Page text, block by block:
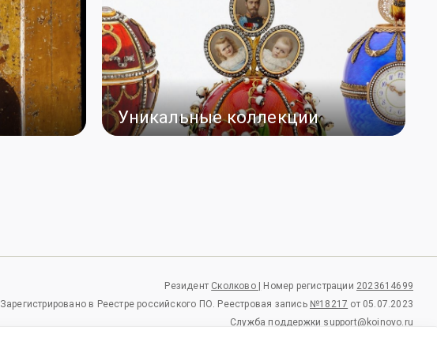
Уникальные коллекции
Резидент Сколково | Номер регистрации 2023614699
Зарегистрировано в Реестре российского ПО. Реестровая запись №18217 от 05.07.2023
Служба поддержки support@koinovo.ru